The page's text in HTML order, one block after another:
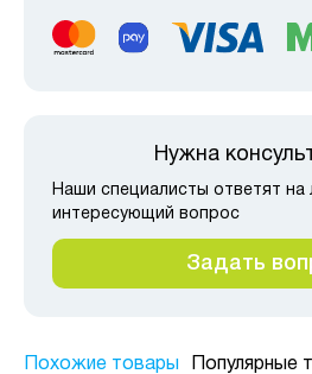
Нужна
Наши специалисты ответят на
интересующий вопрос
Задать
Похожие товары Популярные